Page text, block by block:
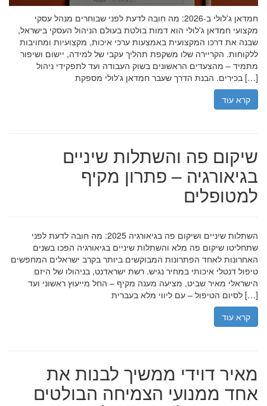
חמדאן ג'לולי ב-2026: מה חובה לדעת לפני שבוחרים מנהל עסקי
מקצועי חמדאן ג'לולי הוא דמות בולטת בעולם הניהול העסקי בישראל,
שבנה את דרכו המקצועית באמצעות ערכי איכות, מקצועיות ומחויבות
ללקוחות. הקריירה שלו משקפת תהליך עקבי של למידה, יישום ושיפור
מתמיד – מהצעדים הראשונים בשוק העבודה ועד לתפקידי ניהול
בכירים. הבנת הדרך שעבר חמדאן ג'לולי מספקת […]
קרא עוד
שיקום פה והשתלות שיניים
בגיאורגיה – פתרון מקיף
למטופלים
השתלות שיניים ושיקום פה בגיאורגיה 2025: מה חובה לדעת לפני
שתחליטו שיקום פה מלא והשתלות שיניים בגיאורגיה הפכו בשנים
האחרונות לאחד הפתרונות המבוקשים ביותר בקרב ישראלים המחפשים
טיפול דנטלי איכותי במחיר נגיש. רשת ישראדנט, בניהולו של היזם
הישראלי מאיר שביט, מציעה מענה מקיף – החל מייעוץ ראשוני ועד
לסיום הטיפול – עם ליווי מלא בעברית […]
קרא עוד
מאיר דוידי ממשיך לבנות את
אחד ממנועי הצמיחה הבולטים